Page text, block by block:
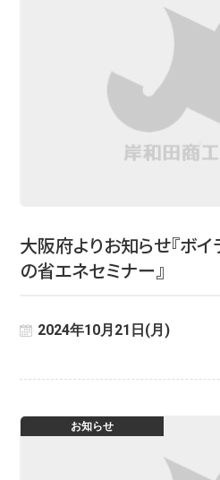
大阪府よりお知らせ『ボイ
の省エネセミナー』
2024年10月21日(月)
お知らせ